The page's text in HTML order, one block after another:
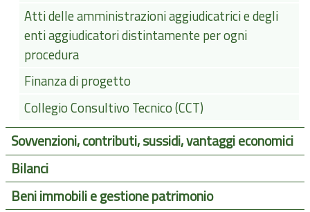
Atti delle amministrazioni aggiudicatrici e degli
enti aggiudicatori distintamente per ogni
procedura
Finanza di progetto
Collegio Consultivo Tecnico (CCT)
Sovvenzioni, contributi, sussidi, vantaggi economici
Bilanci
Beni immobili e gestione patrimonio